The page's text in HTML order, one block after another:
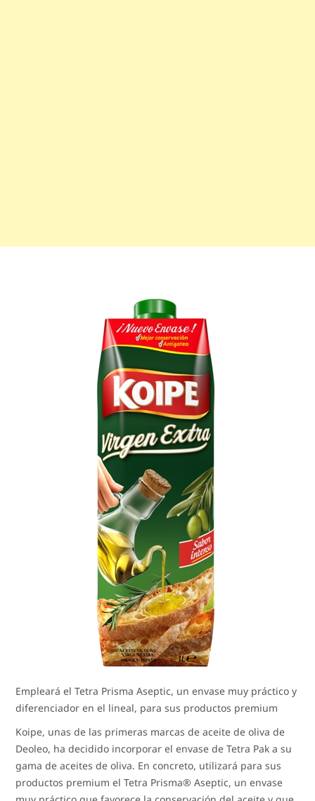
Empleará el Tetra Prisma Aseptic, un envase muy práctico y
diferenciador en el lineal, para sus productos premium
Koipe, unas de las primeras marcas de aceite de oliva de
Deoleo, ha decidido incorporar el envase de Tetra Pak a su
gama de aceites de oliva. En concreto, utilizará para sus
productos premium el Tetra Prisma® Aseptic, un envase